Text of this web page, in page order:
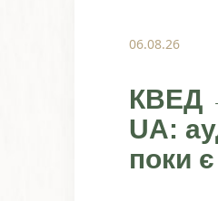
06.08.26
КВЕД
UA:
поки